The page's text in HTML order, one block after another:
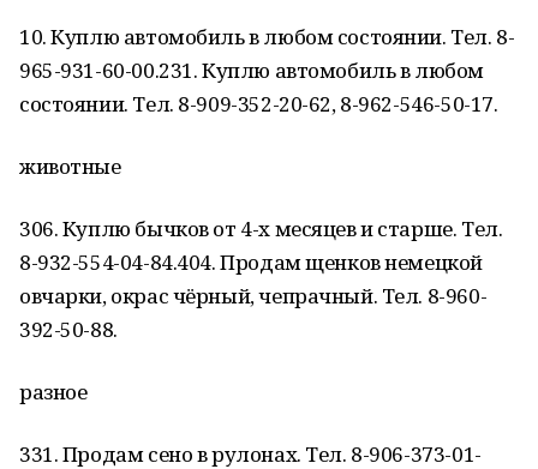
10. Куплю автомобиль в любом состоянии. Тел. 8-
965-931-60-00.231. Куплю автомобиль в любом
состоянии. Тел. 8-909-352-20-62, 8-962-546-50-17.
животные
306. Куплю бычков от 4-х месяцев и старше. Тел.
8-932-554-04-84.404. Продам щенков немецкой
овчарки, окрас чёрный, чепрачный. Тел. 8-960-
392-50-88.
разное
331. Продам сено в рулонах. Тел. 8-906-373-01-